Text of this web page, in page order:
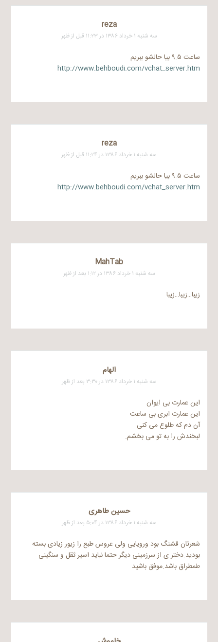
reza
سه شنبه ۱ خرداد ۱۳۸۶ در ۱۱:۲۳ قبل از ظهر
ساعت ۹.۵ بیا حالشو ببریم
http://www.behboudi.com/vchat_server.htm
reza
سه شنبه ۱ خرداد ۱۳۸۶ در ۱۱:۲۴ قبل از ظهر
ساعت ۹.۵ بیا حالشو ببریم
http://www.behboudi.com/vchat_server.htm
MahTab
سه شنبه ۱ خرداد ۱۳۸۶ در ۱:۱۲ بعد از ظهر
زیبا…زیبا…زیبا
الهام
سه شنبه ۱ خرداد ۱۳۸۶ در ۳:۳۰ بعد از ظهر
این عمارت بی ایوان
این عمارت ابری بی ساعت
آن دم که طلوع می کنی
لبخندش را به تو می بخشم.
حسین طاهری
سه شنبه ۱ خرداد ۱۳۸۶ در ۵:۰۴ بعد از ظهر
شعرتان قشنگ بود ورویایی ولی عروس طبع را زیور زیادی بسته
بودید.دختر ی از سرزمینی دیگر حتما نباید اسیر ثقل و سنگینی
طمطراق باشد.موفق باشید